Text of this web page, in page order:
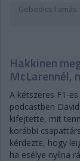
Gobodics Tamás
Hakkinen
McLarennél,
A kétszeres F1-
podcastben
kifejtette, mit
korábbi
kérdezte, hogy
ha esélye nyílna